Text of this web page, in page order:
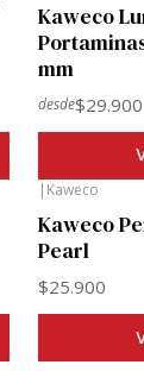
Kaweco
mm
desde$29.900
| Kaweco
Kaweco
Pearl
$25.900